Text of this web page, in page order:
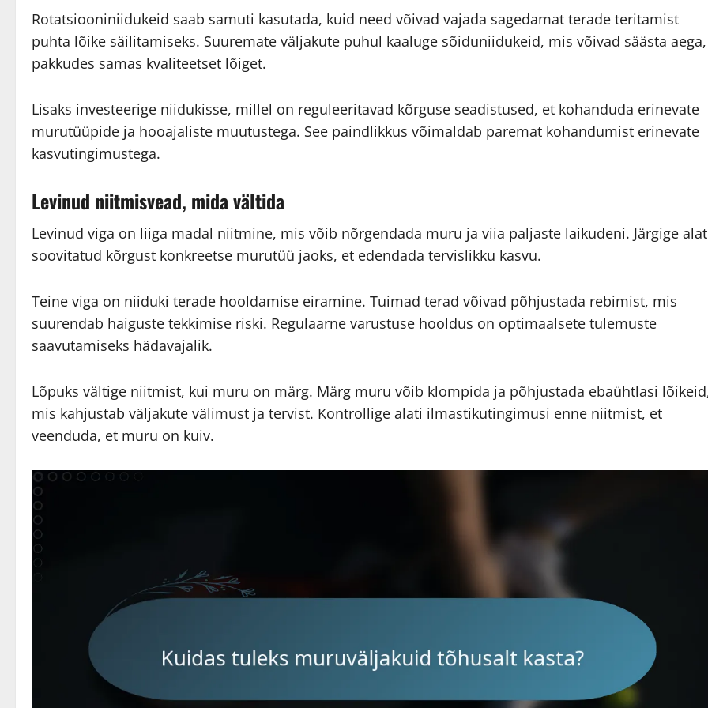
Rotatsiooniniidukeid saab samuti kasutada, kuid need võivad vajada sagedamat terade teritamist
puhta lõike säilitamiseks. Suuremate väljakute puhul kaaluge sõiduniidukeid, mis võivad säästa aega,
pakkudes samas kvaliteetset lõiget.
Lisaks investeerige niidukisse, millel on reguleeritavad kõrguse seadistused, et kohanduda erinevate
murutüüpide ja hooajaliste muutustega. See paindlikkus võimaldab paremat kohandumist erinevate
kasvutingimustega.
Levinud niitmisvead, mida vältida
Levinud viga on liiga madal niitmine, mis võib nõrgendada muru ja viia paljaste laikudeni. Järgige
soovitatud kõrgust konkreetse murutüü jaoks, et edendada tervislikku kasvu.
Teine viga on niiduki terade hooldamise eiramine. Tuimad terad võivad põhjustada rebimist, mis
suurendab haiguste tekkimise riski. Regulaarne varustuse hooldus on optimaalsete tulemuste
saavutamiseks hädavajalik.
Lõpuks vältige niitmist, kui muru on märg. Märg muru võib klompida ja põhjustada ebaühtlasi
mis kahjustab väljakute välimust ja tervist. Kontrollige alati ilmastikutingimusi enne niitmist, et
veenduda, et muru on kuiv.